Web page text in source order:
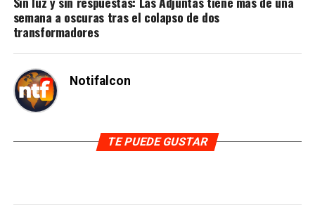
semana a oscuras tras el colapso de dos
transformadores
Notifalcon
TE PUEDE GUSTAR